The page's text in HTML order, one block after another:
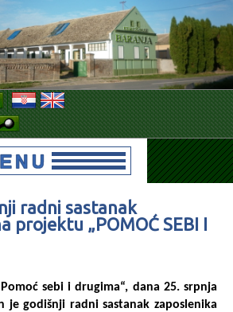
radni sastanak
projektu „POMOĆ SEBI I
sebi i drugima“, dana 25. srpnja
je godišnji radni sastanak zaposlenika